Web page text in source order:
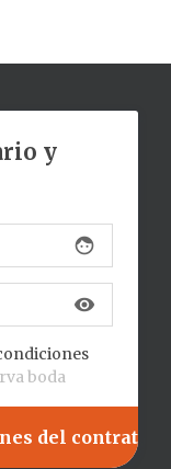
y
face
visibility
boda